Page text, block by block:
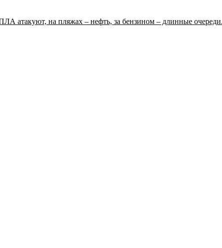
атакуют, на пляжах – нефть, за бензином – длинные